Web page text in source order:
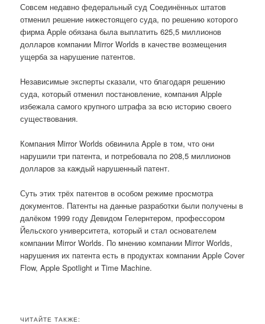
Совсем недавно федеральный суд Соединённых штатов
отменил решение нижестоящего суда, по решению которого
фирма Apple обязана была выплатить 625,5 миллионов
долларов компании Mirror Worlds в качестве возмещения
ущерба за нарушение патентов.
Независимые эксперты сказали, что благодаря решению
суда, который отменил постановление, компания Alpple
избежала самого крупного штрафа за всю историю своего
существования.
Компания Mirror Worlds обвинила Apple в том, что они
нарушили три патента, и потребовала по 208,5 миллионов
долларов за каждый нарушенный патент.
Суть этих трёх патентов в особом режиме просмотра
документов. Патенты на данные разработки были получены в
далёком 1999 году Девидом Гелернтером, профессором
Йельского университета, который и стал основателем
компании Mirror Worlds. По мнению компании Mirror Worlds,
нарушения их патента есть в продуктах компании Apple Cover
Flow, Apple Spotlight и Time Machine.
ЧИТАЙТЕ ТАКЖЕ: